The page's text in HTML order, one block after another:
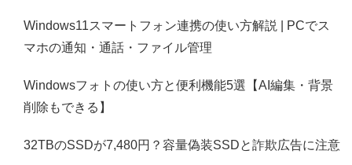
Windows11スマートフォン連携の使い方解説 | PCでス
マホの通知・通話・ファイル管理
Windowsフォトの使い方と便利機能5選【AI編集・背景
削除もできる】
32TBのSSDが7,480円？容量偽装SSDと詐欺広告に注意